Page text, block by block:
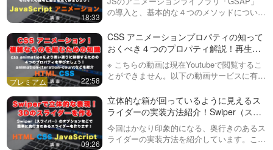
18:33
の導入と、基本的な４つのメソッドについて
は使い方が分からない方も多いので、是非動
画で覚えていきましょう！trans…
22:58
CSS アニメーションプロパティの知って
おくべき４つのプロパティ解説！再生回
数や再生方向などをCSSだけで制御して
いきましょう！
※ こちらの動画は現在Youtubeで閲覧するこ
とができません。以下の動画サービスに有料
です。https://factory-programming-mv.c…
09:26
立体的な箱が回っているように見えるス
ライダーの実装方法紹介！Swiper（スワ
イパー）で奥行きのある印象的なアニメ
ーションを実装してみましょう！
今回はかなり印象的になる、奥行きのあるス
ライダーの実装方法を紹介しています。この